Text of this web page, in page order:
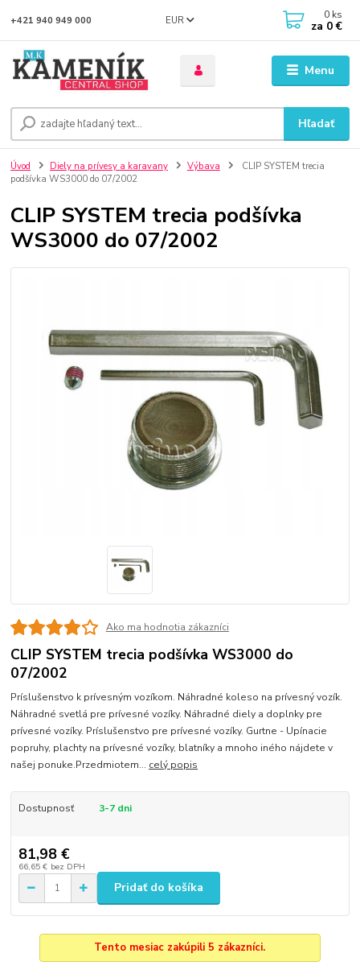
Menu
EUR
Hľadať
+421 940 949 000 0 ks
za 0 €
Úvod Diely na prívesy a karavany Výbava
CLIP SYSTEM trecia
podšívka WS3000 do 07/2002
CLIP SYSTEM trecia podšívka
WS3000 do 07/2002
Ako ma hodnotia zákazníci
CLIP SYSTEM trecia podšívka WS3000 do
07/2002
Príslušenstvo k prívesným vozíkom. Náhradné koleso na prívesný vozík.
Náhradné svetlá pre prívesné vozíky. Náhradné diely a doplnky pre
prívesné vozíky. Príslušenstvo pre prívesné vozíky. Gurtne - Upínacie
popruhy, plachty na prívesné vozíky, blatníky a mnoho iného nájdete v
našej ponuke.Przedmiotem... celý popis
Dostupnosť 3-7 dni
81,98 €
66,65 € bez DPH
Pridať do košíka
Tento mesiac zakúpili 5 zákazníci.